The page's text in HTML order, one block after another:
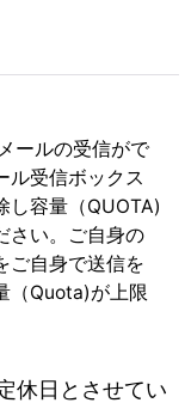
ールの受信がで
ル受信ボックス
し容量（QUOTA)
さい。ご自身の
ご自身で送信を
（Quota)が上限
休日とさせてい